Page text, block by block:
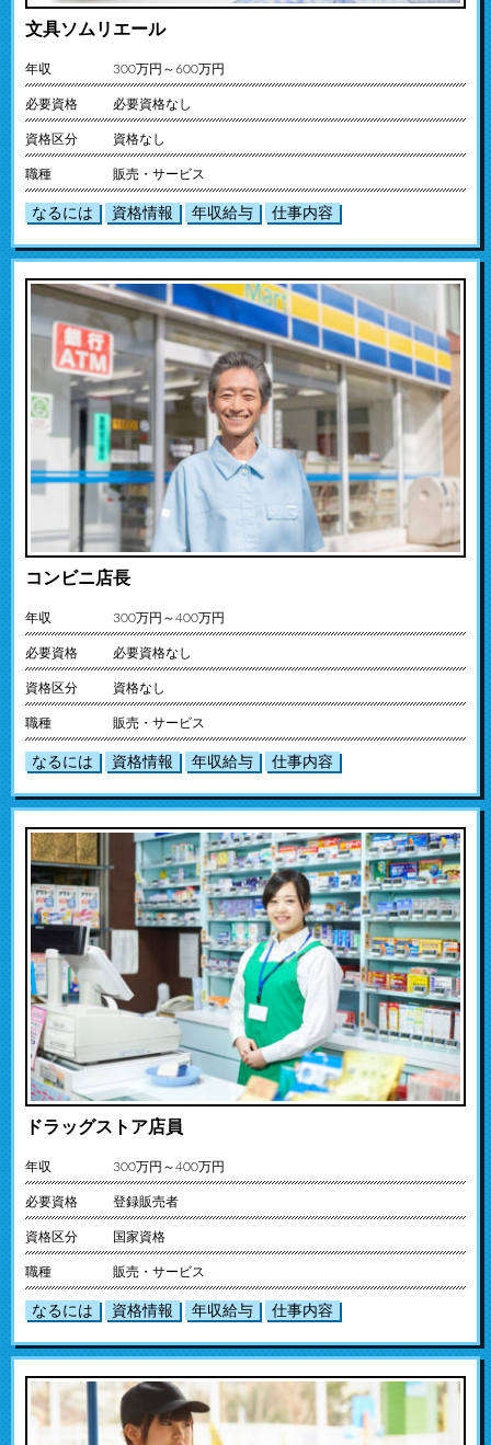
文具ソムリエール
年収 300万円～600万円
必要資格 必要資格なし
資格区分 資格なし
職種 販売・サービス
なるには 資格情報 年収給与 仕事内容
コンビニ店長
年収 300万円～400万円
必要資格 必要資格なし
資格区分 資格なし
職種 販売・サービス
なるには 資格情報 年収給与 仕事内容
ドラッグストア店員
年収 300万円～400万円
必要資格 登録販売者
資格区分 国家資格
職種 販売・サービス
なるには 資格情報 年収給与 仕事内容